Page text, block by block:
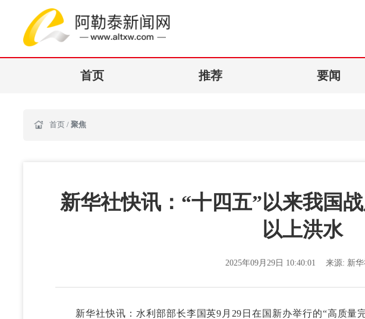
首页 推荐 要闻
首页 / 聚焦
新华社快讯：“十四五”以来我国
以上洪水
2025年09月29日 10:40:01 来源: 新
新华社快讯：水利部部长李国英9月29日在国新办举行的“高质量完